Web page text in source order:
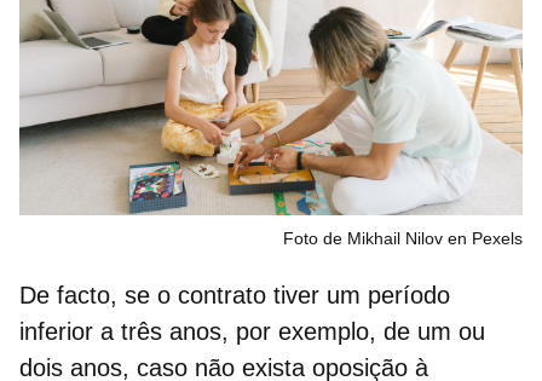
Foto de Mikhail Nilov en Pexels
De facto, se o contrato tiver um período
inferior a três anos, por exemplo, de um ou
dois anos, caso não exista oposição à